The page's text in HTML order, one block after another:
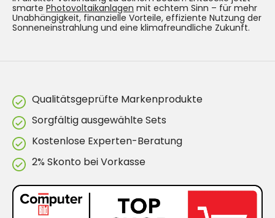
smarte Photovoltaikanlagen mit echtem Sinn – für mehr
Unabhängigkeit, finanzielle Vorteile, effiziente Nutzung der
Sonneneinstrahlung und eine klimafreundliche Zukunft.
Qualitätsgeprüfte Markenprodukte
Sorgfältig ausgewählte Sets
Kostenlose Experten-Beratung
2% Skonto bei Vorkasse